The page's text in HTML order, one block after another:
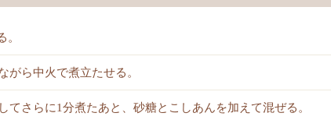
。
がら中火で煮立たせる。
てさらに1分煮たあと、砂糖とこしあんを加えて混ぜる。